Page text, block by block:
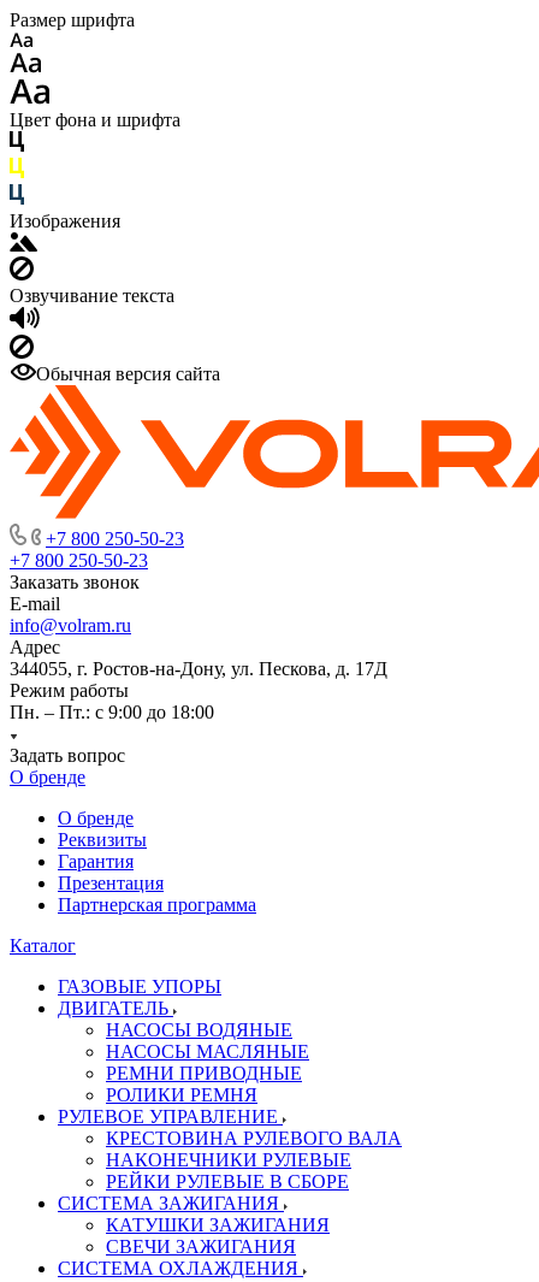
Размер шрифта
Цвет фона и шрифта
Изображения
Озвучивание текста
Обычная версия сайта
+7 800 250-50-23
+7 800 250-50-23
Заказать звонок
E-mail
info@volram.ru
Адрес
344055, г. Ростов-на-Дону, ул. Пескова, д. 17Д
Режим работы
Пн. – Пт.: с 9:00 до 18:00
Задать вопрос
О бренде
О бренде
Реквизиты
Гарантия
Презентация
Партнерская программа
Каталог
ГАЗОВЫЕ УПОРЫ
ДВИГАТЕЛЬ
НАСОСЫ ВОДЯНЫЕ
НАСОСЫ МАСЛЯНЫЕ
РЕМНИ ПРИВОДНЫЕ
РОЛИКИ РЕМНЯ
РУЛЕВОЕ УПРАВЛЕНИЕ
КРЕСТОВИНА РУЛЕВОГО ВАЛА
НАКОНЕЧНИКИ РУЛЕВЫЕ
РЕЙКИ РУЛЕВЫЕ В СБОРЕ
СИСТЕМА ЗАЖИГАНИЯ
КАТУШКИ ЗАЖИГАНИЯ
СВЕЧИ ЗАЖИГАНИЯ
СИСТЕМА ОХЛАЖДЕНИЯ